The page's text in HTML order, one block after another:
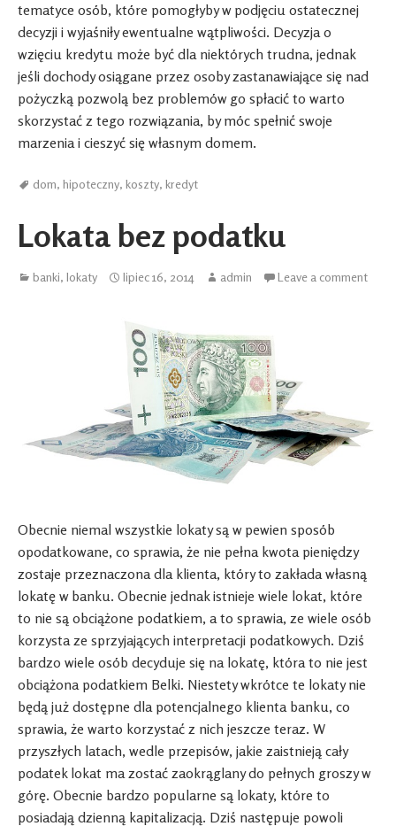
tematyce osób, które pomogłyby w podjęciu ostatecznej
decyzji i wyjaśniły ewentualne wątpliwości. Decyzja o
wzięciu kredytu może być dla niektórych trudna, jednak
jeśli dochody osiągane przez osoby zastanawiające się nad
pożyczką pozwolą bez problemów go spłacić to warto
skorzystać z tego rozwiązania, by móc spełnić swoje
marzenia i cieszyć się własnym domem.
dom, hipoteczny, koszty, kredyt
Lokata bez podatku
banki, lokaty lipiec 16, 2014 admin Leave a comment
Obecnie niemal wszystkie lokaty są w pewien sposób
opodatkowane, co sprawia, że nie pełna kwota pieniędzy
zostaje przeznaczona dla klienta, który to zakłada własną
lokatę w banku. Obecnie jednak istnieje wiele lokat, które
to nie są obciążone podatkiem, a to sprawia, ze wiele osób
korzysta ze sprzyjających interpretacji podatkowych. Dziś
bardzo wiele osób decyduje się na lokatę, która to nie jest
obciążona podatkiem Belki. Niestety wkrótce te lokaty nie
będą już dostępne dla potencjalnego klienta banku, co
sprawia, że warto korzystać z nich jeszcze teraz. W
przyszłych latach, wedle przepisów, jakie zaistnieją cały
podatek lokat ma zostać zaokrąglany do pełnych groszy w
górę. Obecnie bardzo popularne są lokaty, które to
posiadają dzienną kapitalizacją. Dziś następuje powoli